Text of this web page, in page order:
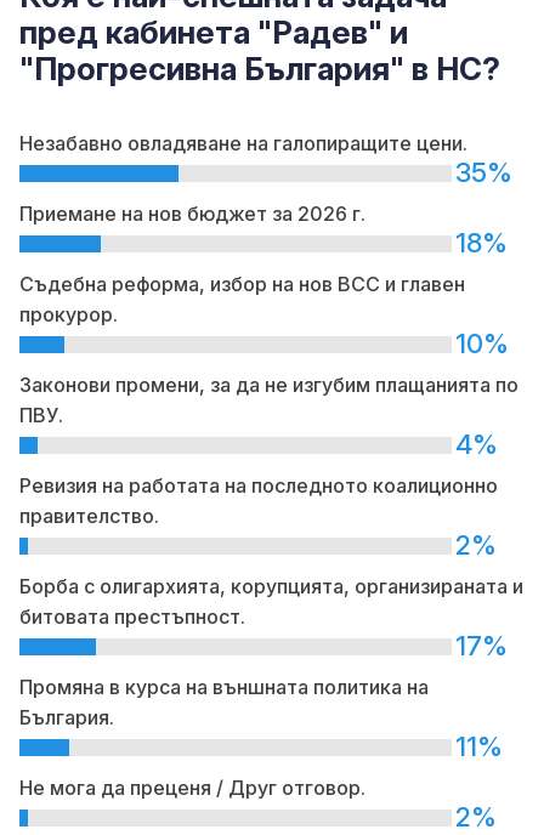
пред кабинета "Радев" и
"Прогресивна България" в НС?
Незабавно овладяване на галопиращите цени.
35%
Приемане на нов бюджет за 2026 г.
18%
Съдебна реформа, избор на нов ВСС и главен
прокурор.
10%
Законови промени, за да не изгубим плащанията по
ПВУ.
4%
Ревизия на работата на последното коалиционно
правителство.
2%
Борба с олигархията, корупцията, организираната и
битовата престъпност.
17%
Промяна в курса на външната политика на
България.
11%
Не мога да преценя / Друг отговор.
2%